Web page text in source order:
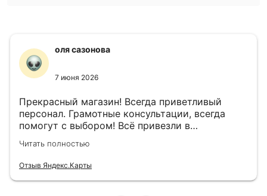
оля сазонова
7 июня 2026
Прекрасный магазин! Всегда приветливый
персонал. Грамотные консультации, всегда
помогут с выбором! Всё привезли в
назначенный день!
Читать полностью
Отзыв Яндекс.Карты